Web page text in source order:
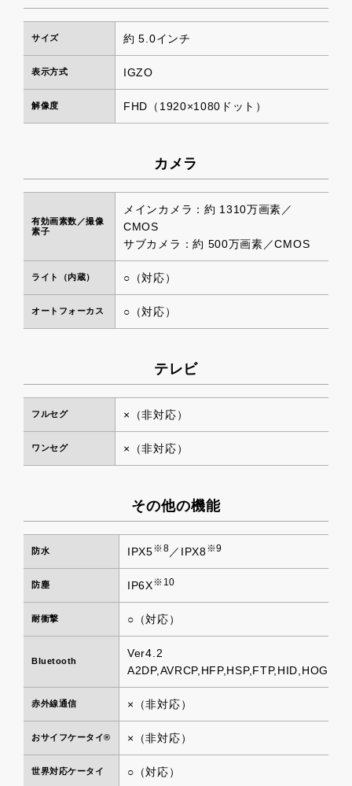
サイズ 約 5.0インチ
表示方式 IGZO
解像度 FHD（1920×1080ドット）
カメラ
有効画素数／撮像
素子
メインカメラ：約 1310万画素／
CMOS
サブカメラ：約 500万画素／CMOS
ライト（内蔵） ○（対応）
オートフォーカス ○（対応）
テレビ
フルセグ ×（非対応）
ワンセグ ×（非対応）
その他の機能
防水 IPX5※8 ／IPX8※9
防塵 IP6X※10
耐衝撃 ○（対応）
Bluetooth
Ver4.2
赤外線通信 ×（非対応）
おサイフケータイ® ×（非対応）
世界対応ケータイ ○（対応）